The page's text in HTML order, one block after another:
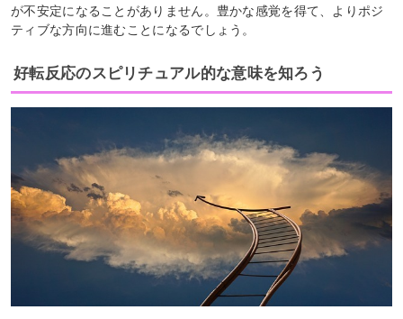
が不安定になることがありません。豊かな感覚を得て、よりポジ
ティブな方向に進むことになるでしょう。
好転反応のスピリチュアル的な意味を知ろう